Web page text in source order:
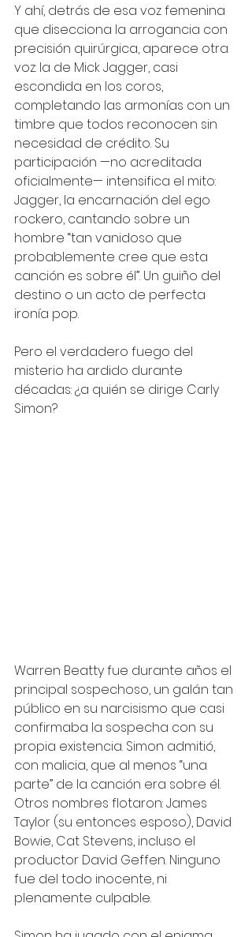
Y ahí, detrás de esa voz femenina
que disecciona la arrogancia con
precisión quirúrgica, aparece otra
voz: la de Mick Jagger, casi
escondida en los coros,
completando las armonías con un
timbre que todos reconocen sin
necesidad de crédito. Su
participación —no acreditada
oficialmente— intensifica el mito:
Jagger, la encarnación del ego
rockero, cantando sobre un
hombre “tan vanidoso que
probablemente cree que esta
canción es sobre él”. Un guiño del
destino o un acto de perfecta
ironía pop.
Pero el verdadero fuego del
misterio ha ardido durante
décadas: ¿a quién se dirige Carly
Simon?
Warren Beatty fue durante años el
principal sospechoso, un galán tan
público en su narcisismo que casi
confirmaba la sospecha con su
propia existencia. Simon admitió,
con malicia, que al menos “una
parte” de la canción era sobre él.
Otros nombres flotaron: James
Taylor (su entonces esposo), David
Bowie, Cat Stevens, incluso el
productor David Geffen. Ninguno
fue del todo inocente, ni
plenamente culpable.